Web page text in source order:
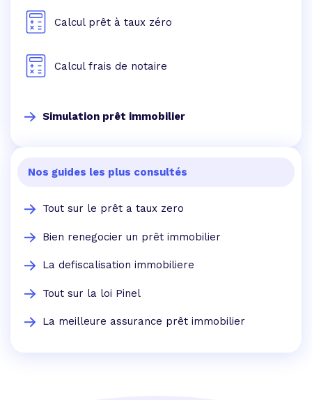
Calcul prêt à taux zéro
Calcul frais de notaire
Simulation prêt immobilier
Nos guides les plus consultés
Tout sur le prêt a taux zero
Bien renegocier un prêt immobilier
La defiscalisation immobiliere
Tout sur la loi Pinel
La meilleure assurance prêt immobilier